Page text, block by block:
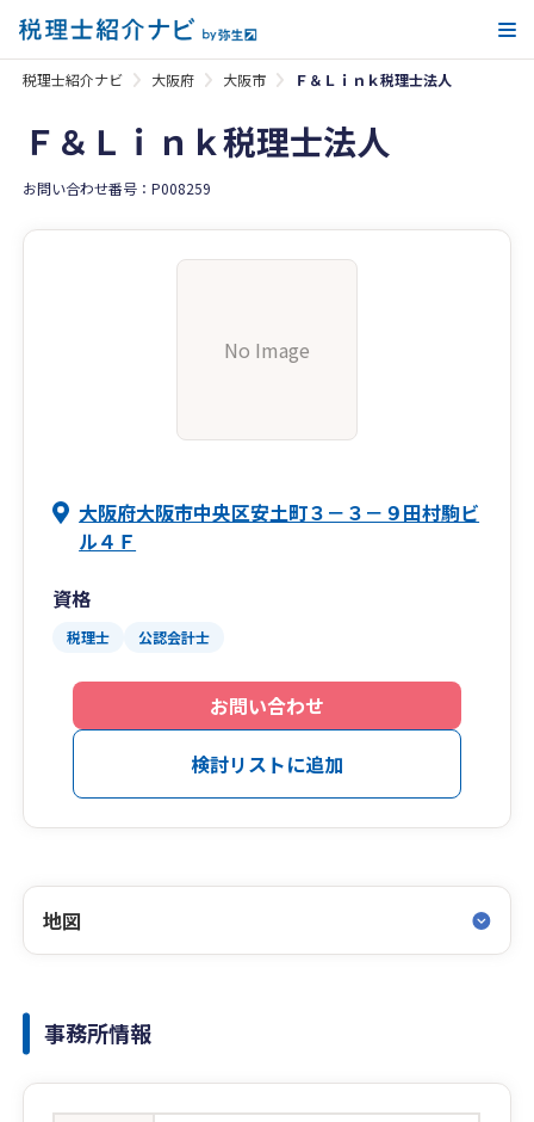
税理士紹介ナビ 大阪府 大阪市 Ｆ＆Ｌｉｎｋ税理士法人
Ｆ＆Ｌｉｎｋ税理士法人
お問い合わせ番号：P008259
No Image
大阪府大阪市中央区安土町３－３－９田村駒ビ
ル４Ｆ
資格
税理士 公認会計士
お問い合わせ
検討リストに追加
地図
事務所情報